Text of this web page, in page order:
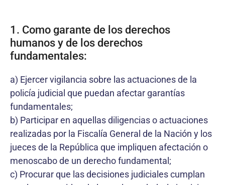
1. Como garante de los derechos
humanos y de los derechos
fundamentales:
a) Ejercer vigilancia sobre las actuaciones de la
policía judicial que puedan afectar garantías
fundamentales;
b) Participar en aquellas diligencias o actuaciones
realizadas por la Fiscalía General de la Nación y los
jueces de la República que impliquen afectación o
menoscabo de un derecho fundamental;
c) Procurar que las decisiones judiciales cumplan